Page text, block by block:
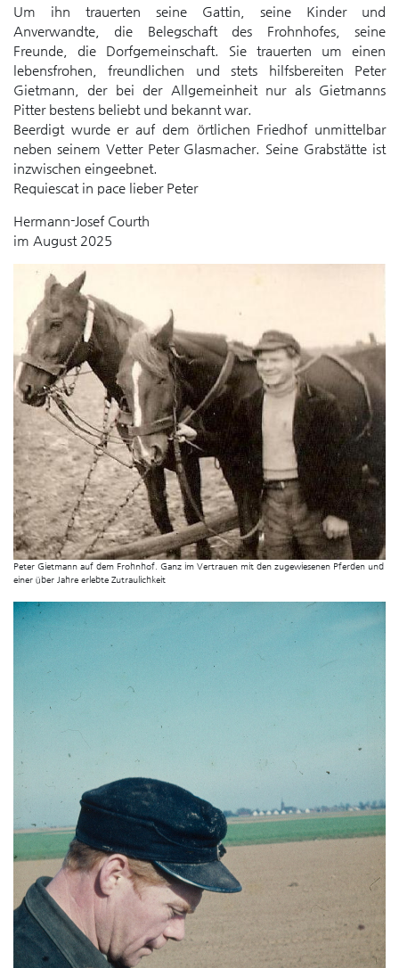
Um ihn trauerten seine Gattin, seine Kinder und
Anverwandte, die Belegschaft des Frohnhofes, seine
Freunde, die Dorfgemeinschaft. Sie trauerten um einen
lebensfrohen, freundlichen und stets hilfsbereiten Peter
Gietmann, der bei der Allgemeinheit nur als Gietmanns
Pitter bestens beliebt und bekannt war.
Beerdigt wurde er auf dem örtlichen Friedhof unmittelbar
neben seinem Vetter Peter Glasmacher. Seine Grabstätte ist
inzwischen eingeebnet.
Requiescat in pace lieber Peter
Hermann-Josef Courth
im August 2025
Peter Gietmann auf dem Frohnhof. Ganz im Vertrauen mit den zugewiesenen Pferden und
einer über Jahre erlebte Zutraulichkeit